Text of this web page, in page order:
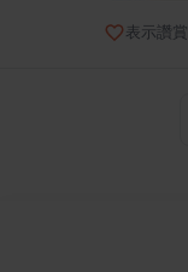
表示讚賞